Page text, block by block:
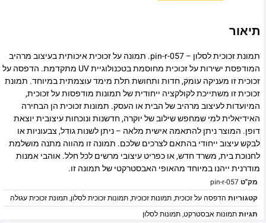
תיאור
תמונת זכוכית לסלון – pin-r-057. תמונה על זכוכית איכותית בעיצוב מרהיב
המודפסת ישירות על זכוכית מחוסמת בטכנולוגיית UV מתקדמת. הדפסה על
זכוכית זו מעניקה עומק, חדות ותחושת תלת מימד עוצמתית במיוחד. תמונת
זכוכית זו משתייכת לקולקציה ייחודית של תמונות מודפסות על זכוכית,
המיועדות לעיצוב מרהיב של הבית או העסק. תמונות זכוכית הן הבחירה
האידיאלית למי שמחפש שילוב של יוקרה, חדשנות ונוכחות עיצובית יוצאת
דופן. המוצר ניתן להתאמה אישית מלאה – ניתן לשנות גודל, צבעוניות או
לבקש עיצוב ייחודי בהתאם לצרכים שלכם. תמונה זו מהווה מתנה מושלמת
לחנוכת בית, משרד חדש, או כפריט עיצובי מרשים לכל חלל. אוהבי אמנות
מודרנית ייהנו במיוחד מהאופי האבסטרקטי של תמונה זו.
מק"טpin-r-057
קטגוריות הדפסה על זכוכית,תמונות זכוכית,תמונות זכוכית לסלון,תמונת זכוכית עגולה
תגיותתמונות אבסטרקט,תמונות לסלון